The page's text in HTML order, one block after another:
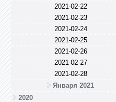
2021-02-22
2021-02-23
2021-02-24
2021-02-25
2021-02-26
2021-02-27
2021-02-28
Января 2021
2020